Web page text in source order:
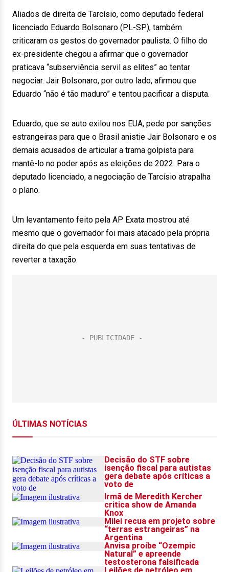
Aliados de direita de Tarcísio, como deputado federal
licenciado Eduardo Bolsonaro (PL-SP), também
criticaram os gestos do governador paulista. O filho do
ex-presidente chegou a afirmar que o governador
praticava “subserviência servil as elites” ao tentar
negociar. Jair Bolsonaro, por outro lado, afirmou que
Eduardo “não é tão maduro” e tentou pacificar a disputa.
Eduardo, que se auto exilou nos EUA, pede por sanções
estrangeiras para que o Brasil anistie Jair Bolsonaro e os
demais acusados de articular a trama golpista para
mantê-lo no poder após as eleições de 2022. Para o
deputado licenciado, a negociação de Tarcísio atrapalha
o plano.
Um levantamento feito pela AP Exata mostrou até
mesmo que o governador foi mais atacado pela própria
direita do que pela esquerda em suas tentativas de
reverter a taxação.